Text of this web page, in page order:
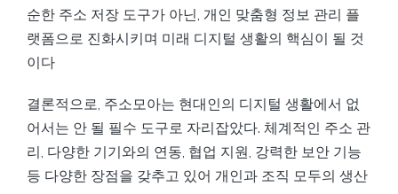
순한 주소 저장 도구가 아닌, 개인 맞춤형 정보 관리 플
랫폼으로 진화시키며 미래 디지털 생활의 핵심이 될 것
이다
결론적으로, 주소모아는 현대인의 디지털 생활에서 없
어서는 안 될 필수 도구로 자리잡았다. 체계적인 주소 관
리, 다양한 기기와의 연동, 협업 지원, 강력한 보안 기능
등 다양한 장점을 갖추고 있어 개인과 조직 모두의 생산